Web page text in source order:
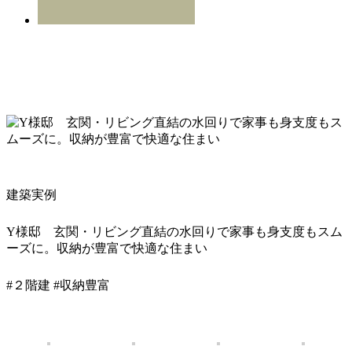
建築実例
Y様邸 玄関・リビング直結の水回りで家事も身支度もスム
ーズに。収納が豊富で快適な住まい
#２階建 #収納豊富